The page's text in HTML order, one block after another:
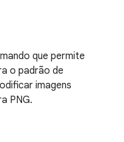
que permite
o padrão de
imagens
PNG.